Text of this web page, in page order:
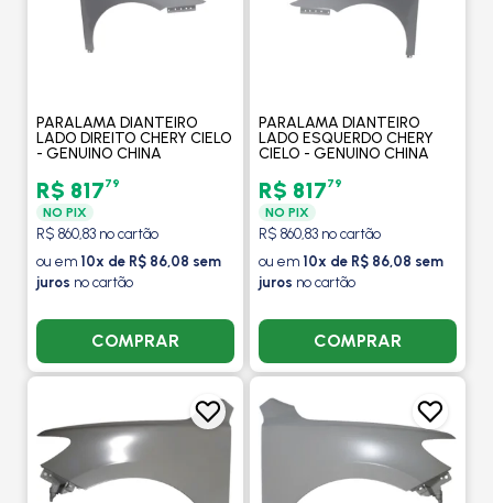
PARALAMA DIANTEIRO
LADO DIREITO CHERY CIELO
- GENUINO CHINA
R$ 81779
NO PIX
R$ 860,83 no cartão
ou em 10x de R$ 86,08 sem
juros no cartão
COMPRAR
PARALAMA DIANTEIRO
LADO ESQUERDO CHERY
CIELO - GENUINO CHINA
R$ 81779
NO PIX
R$ 860,83 no cartão
ou em 10x de R$ 86,08 sem
juros no cartão
COMPRAR